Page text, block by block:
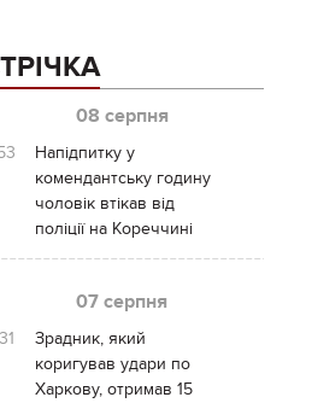
08 серпня
Напідпитку у
комендантську годину
чоловік втікав від
поліції на Кореччині
07 серпня
Зрадник, який
коригував удари по
Харкову, отримав 15